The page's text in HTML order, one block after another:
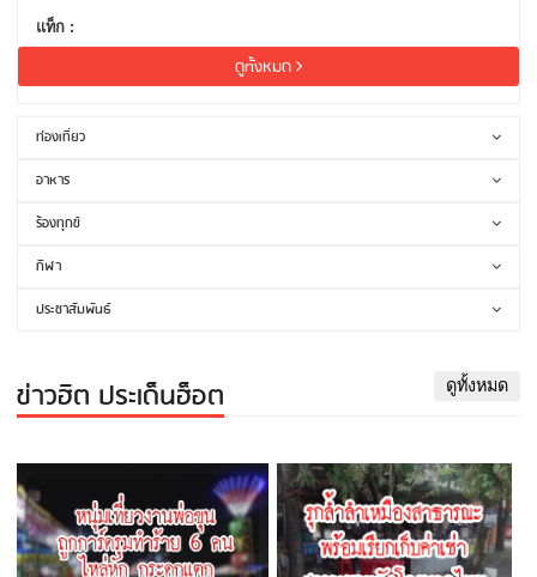
แท็ก :
ดูทั้งหมด
ท่องเที่ยว
อาหาร
ร้องทุกข์
กีฬา
ประชาสัมพันธ์
ข่าวฮิต ประเด็นฮ็อต ดูทั้งหมด